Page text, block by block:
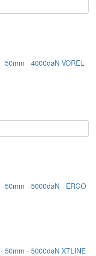
50mm - 4000daN VOREL
50mm - 5000daN - ERGO
50mm - 5000daN XTLINE